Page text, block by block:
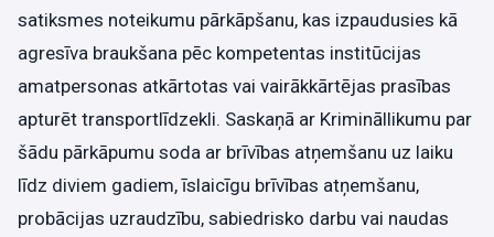
satiksmes noteikumu pārkāpšanu, kas izpaudusies kā
agresīva braukšana pēc kompetentas institūcijas
amatpersonas atkārtotas vai vairākkārtējas prasības
apturēt transportlīdzekli. Saskaņā ar Krimināllikumu par
šādu pārkāpumu soda ar brīvības atņemšanu uz laiku
līdz diviem gadiem, īslaicīgu brīvības atņemšanu,
probācijas uzraudzību, sabiedrisko darbu vai naudas